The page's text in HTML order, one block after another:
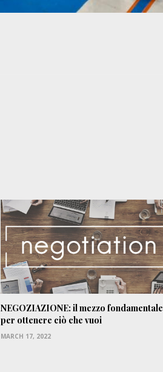
NEGOZIAZIONE: il mezzo fondamentale
per ottenere ciò che vuoi
MARCH 17, 2022